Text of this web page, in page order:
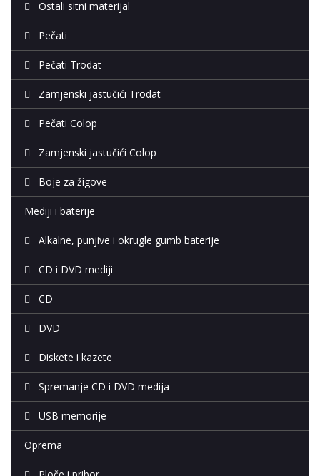
Ostali sitni materijal
Pečati
Pečati Trodat
Zamjenski jastučići Trodat
Pečati Colop
Zamjenski jastučići Colop
Boje za žigove
Mediji i baterije
Alkalne, punjive i okrugle gumb baterije
CD i DVD mediji
CD
DVD
Diskete i kazete
Spremanje CD i DVD medija
USB memorije
Oprema